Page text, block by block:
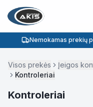
Nemokamas prekių
Visos prekės Įeigos
Kontroleriai
Kontroleriai